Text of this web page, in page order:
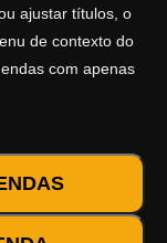
ajustar títulos, o
de contexto do
com apenas